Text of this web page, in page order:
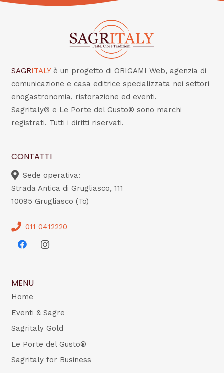
SAGRITALY è un progetto di ORIGAMI Web, agenzia di
comunicazione e casa editrice specializzata nei settori
enogastronomia, ristorazione ed eventi.
Sagritaly® e Le Porte del Gusto® sono marchi
registrati. Tutti i diritti riservati.
CONTATTI
Sede operativa:
Strada Antica di Grugliasco, 111
10095 Grugliasco (To)
011 0412220
MENU
Home
Eventi & Sagre
Sagritaly Gold
Le Porte del Gusto®
Sagritaly for Business